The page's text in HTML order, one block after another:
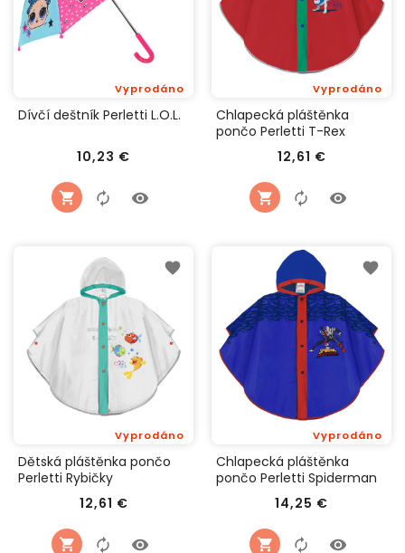
Dívčí deštník Perletti L.O.L.
10,23 €
Vyprodáno
Chlapecká pláštěnka
pončo Perletti T-Rex
12,61 €
Vyprodáno
Cena
Dětská pláštěnka pončo
Perletti Rybičky
12,61 €
Vyprodáno
Cena
Chlapecká pláštěnka
pončo Perletti Spiderman
14,25 €
Vyprodáno